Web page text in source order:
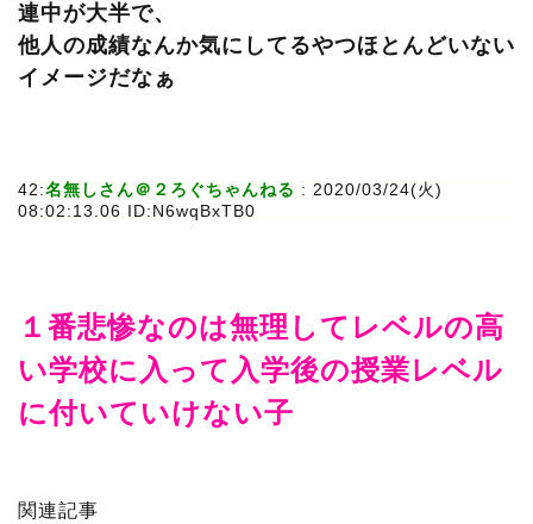
連中が大半で、
他人の成績なんか気にしてるやつほとんどいない
イメージだなぁ
42:名無しさん＠２ろぐちゃんねる : 2020/03/24(火)
08:02:13.06 ID:N6wqBxTB0
１番悲惨なのは無理してレベルの高
い学校に入って入学後の授業レベル
に付いていけない子
関連記事